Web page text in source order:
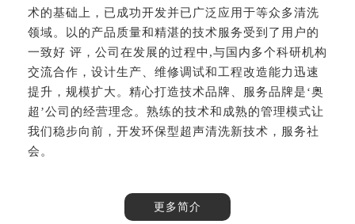
术的基础上，已成功开发并已广泛应用于等众多清洗
领域。以的产品质量和精湛的技术服务受到了用户的
一致好 评，公司在发展的过程中,与国内多个科研机构
交流合作，设计生产、维修调试和工程改造能力迅速
提升，规模扩大。精心打造技术品牌、服务品牌是‘奥
超’公司的经营理念。熟练的技术和成熟的管理模式让
我们稳步向前，开发环保型超声清洗新技术，服务社
会。
更多简介